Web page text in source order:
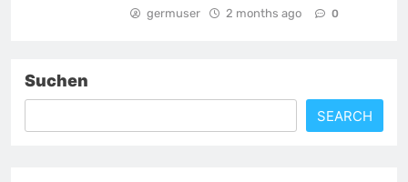
germuser 2 months ago 0
Suchen
SEARCH